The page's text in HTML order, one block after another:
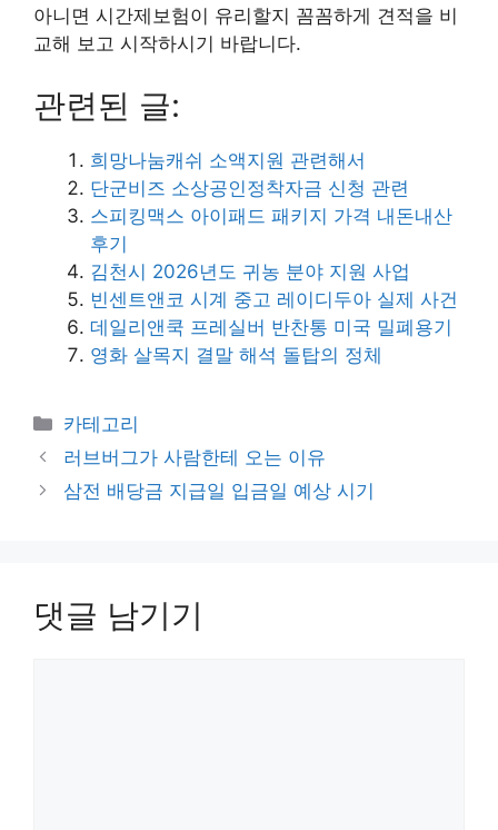
아니면 시간제보험이 유리할지 꼼꼼하게 견적을 비
교해 보고 시작하시기 바랍니다.
관련된 글:
희망나눔캐쉬 소액지원 관련해서
단군비즈 소상공인정착자금 신청 관련
스피킹맥스 아이패드 패키지 가격 내돈내산
후기
김천시 2026년도 귀농 분야 지원 사업
빈센트앤코 시계 중고 레이디두아 실제 사건
데일리앤쿡 프레실버 반찬통 미국 밀폐용기
영화 살목지 결말 해석 돌탑의 정체
카
테
고
리
카테고리
러브버그가 사람한테 오는 이유
삼전 배당금 지급일 입금일 예상 시기
댓글 남기기